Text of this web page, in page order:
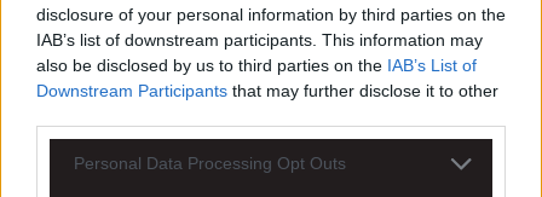
disclosure of your personal information by third parties on the
IAB’s list of downstream participants. This information may
also be disclosed by us to third parties on the IAB’s List of
Downstream Participants that may further disclose it to other
Personal Data Processing Opt Outs